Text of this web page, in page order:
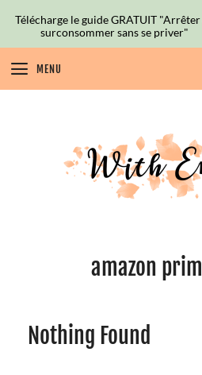
MENU
amazon
Nothing Found
Télécharge le guide GRATUIT "Arrêter
surconsommer sans se priver"